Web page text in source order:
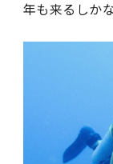
年も来るしか